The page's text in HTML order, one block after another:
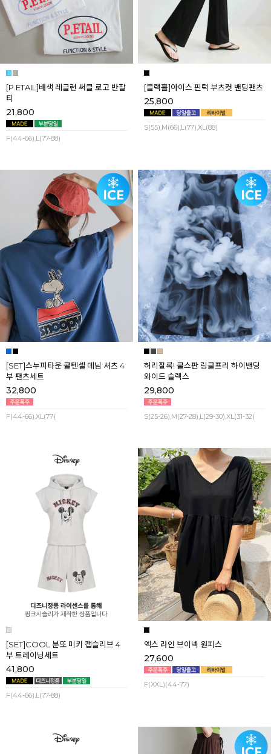
[P.ETAIL]배색 레글런 써클 로고 반팔
티
21,800
F(44-66),L(77-88)
[블랙홀]아이스 핀턱 부츠컷 밴딩팬츠
25,800
S(55),M(66),L(77),XL(88)
[SET]스누피타운 쿨텐셀 데님 셔츠 4
부 팬츠세트
32,800
F(44-66),XL(77)
허리잘록! 쿨스판 링클프리 하이밴딩
와이드 슬랙스
29,800
S(25-26),M(27-28),L(29-30),XL(31-32)
[SET]COOL 분또 미키 캡슬리브 4
부 트레이닝세트
41,800
F(44-66),L(77-88)
엑스 라인 브이넥 원피스
27,600
F(XXL)(44-77)